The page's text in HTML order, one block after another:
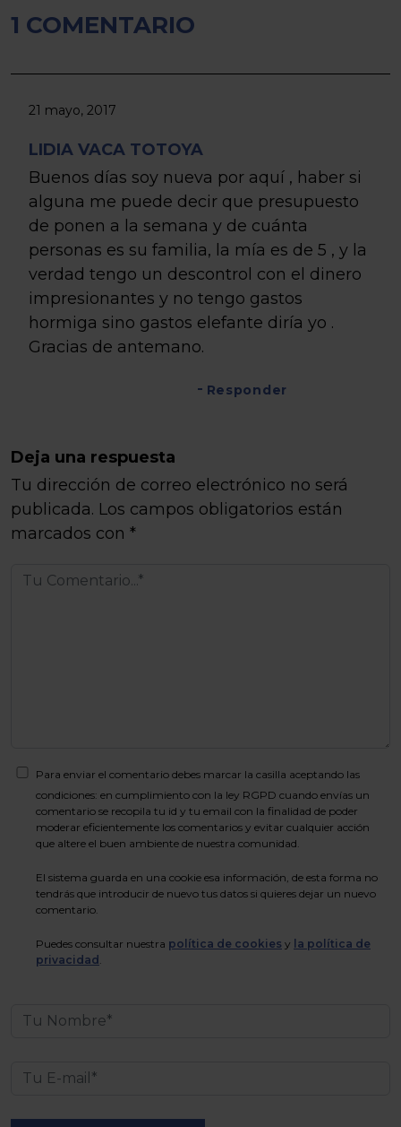
1 COMENTARIO
21 mayo, 2017
LIDIA VACA TOTOYA
Buenos días soy nueva por aquí , haber si
alguna me puede decir que presupuesto
de ponen a la semana y de cuánta
personas es su familia, la mía es de 5 , y la
verdad tengo un descontrol con el dinero
impresionantes y no tengo gastos
hormiga sino gastos elefante diría yo .
Gracias de antemano.
Responder
Deja una respuesta
Tu dirección de correo electrónico no será
publicada. Los campos obligatorios están
marcados con *
Para enviar el comentario debes marcar la casilla aceptando las
condiciones: en cumplimiento con la ley RGPD cuando envías un
comentario se recopila tu id y tu email con la finalidad de poder
moderar eficientemente los comentarios y evitar cualquier acción
que altere el buen ambiente de nuestra comunidad.
El sistema guarda en una cookie esa información, de esta forma no
tendrás que introducir de nuevo tus datos si quieres dejar un nuevo
comentario.
Puedes consultar nuestra política de cookies y la política de
privacidad